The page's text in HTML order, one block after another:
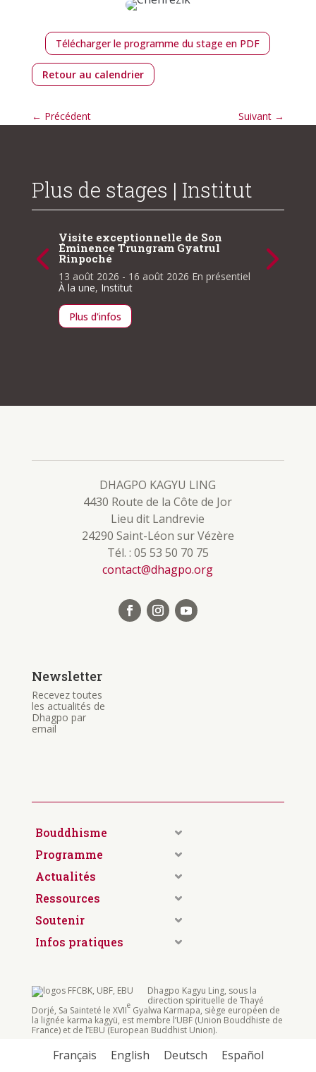
Télécharger le programme du stage en PDF
Retour au calendrier
← Précédent Suivant →
Plus de stages | Institut
Visite exceptionnelle de Son
Éminence Trungram Gyatrul
Rinpoché
13 août 2026 - 16 août 2026 En présentiel
À la une, Institut
Plus d'infos
DHAGPO KAGYU LING
4430 Route de la Côte de Jor
Lieu dit Landrevie
24290 Saint-Léon sur Vézère
Tél. : 05 53 50 70 75
contact@dhagpo.org
Newsletter
Recevez toutes
les actualités de
Dhagpo par
email
Bouddhisme
Programme
Actualités
Ressources
Soutenir
Infos pratiques
Dhagpo Kagyu Ling, sous la
direction spirituelle de Thayé
Dorjé, Sa Sainteté le XVIIeGyalwa Karmapa, siège européen de
la lignée karma kagyü, est membre l’UBF (Union Bouddhiste de
France) et de l’EBU (European Buddhist Union).
Français English Deutsch Español